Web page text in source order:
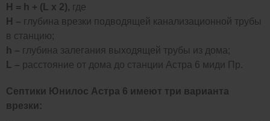
H = h + (L x 2), где
H – глубина врезки подводящей канализационной трубы
в станцию;
h – глубина залегания выходящей трубы из дома;
L – расстояние от дома до станции Астра 6 миди Пр.
Септики Юнилос Астра 6 имеют три варианта
врезки: